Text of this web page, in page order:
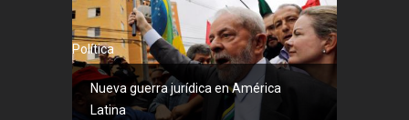
Política
Nueva guerra jurídica en América
Latina